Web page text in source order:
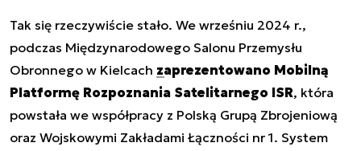
Tak się rzeczywiście stało. We wrześniu 2024 r.,
podczas Międzynarodowego Salonu Przemysłu
Obronnego w Kielcach zaprezentowano Mobilną
Platformę Rozpoznania Satelitarnego ISR, która
powstała we współpracy z Polską Grupą Zbrojeniową
oraz Wojskowymi Zakładami Łączności nr 1. System